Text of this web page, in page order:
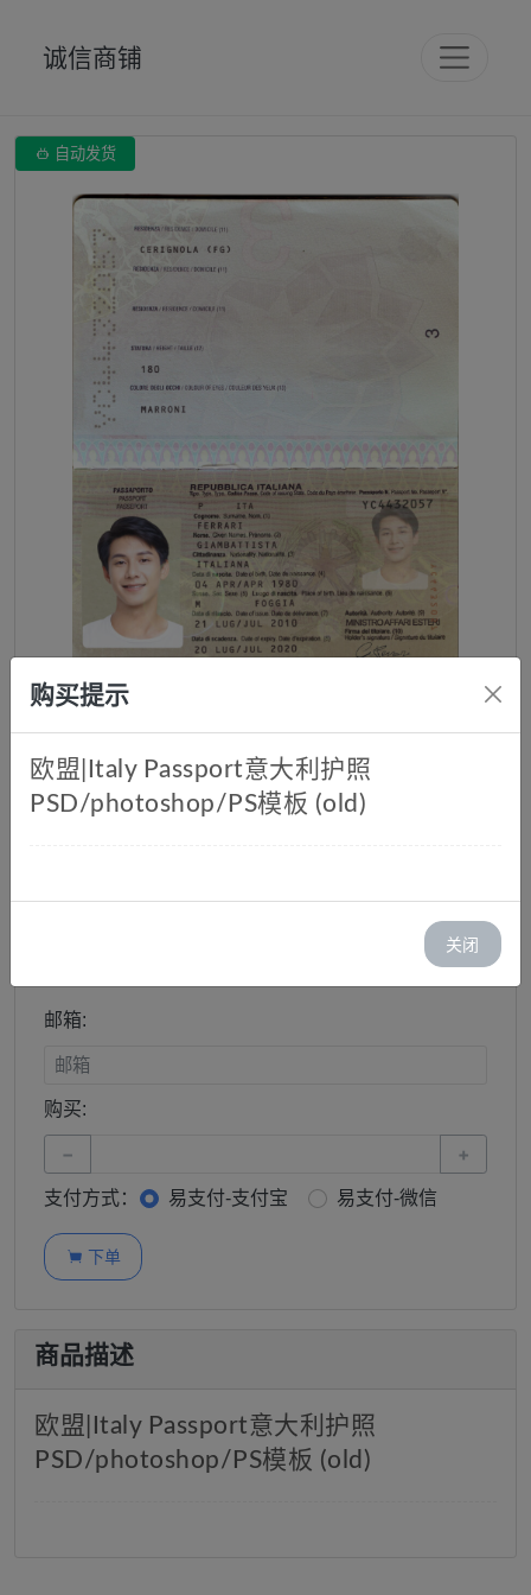
诚信商铺
 自动发货
邮箱:
购买:
− +
支付方式： 易支付-支付宝 易支付-微信
 下单
商品描述
欧盟|Italy Passport意大利护照
PSD/photoshop/PS模板 (old)
购买提示
欧盟|Italy Passport意大利护照
PSD/photoshop/PS模板 (old)
关闭